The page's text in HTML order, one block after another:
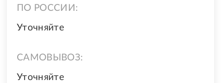
ПО РОССИИ:
Уточняйте
САМОВЫВОЗ:
Уточняйте